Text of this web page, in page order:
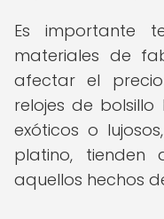
Es importante
materiales de
afectar el
relojes de
exóticos o
platino, tienden
aquellos hechos